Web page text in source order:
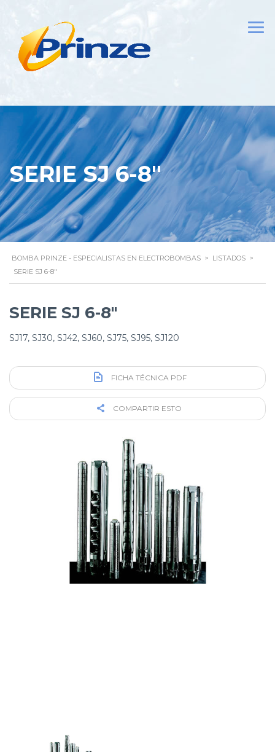
SERIE SJ 6-8″
BOMBA PRINZE - ESPECIALISTAS EN ELECTROBOMBAS > LISTADOS >
SERIE SJ 6-8″
SERIE SJ 6-8″
SJ17, SJ30, SJ42, SJ60, SJ75, SJ95, SJ120
FICHA TÉCNICA PDF
COMPARTIR ESTO